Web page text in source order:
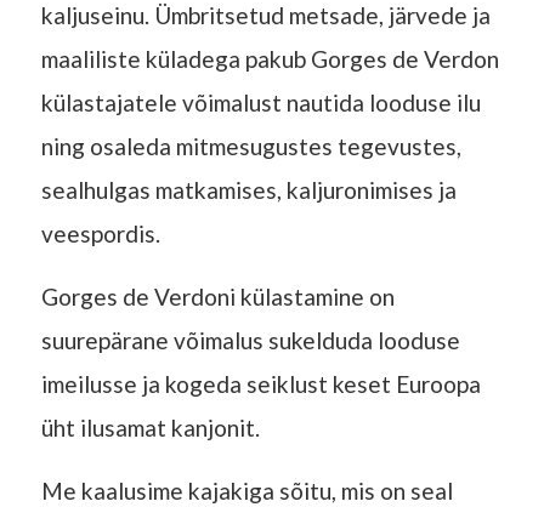
kaljuseinu. Ümbritsetud metsade, järvede ja
maaliliste küladega pakub Gorges de Verdon
külastajatele võimalust nautida looduse ilu
ning osaleda mitmesugustes tegevustes,
sealhulgas matkamises, kaljuronimises ja
veespordis.
Gorges de Verdoni külastamine on
suurepärane võimalus sukelduda looduse
imeilusse ja kogeda seiklust keset Euroopa
üht ilusamat kanjonit.
Me kaalusime kajakiga sõitu, mis on seal